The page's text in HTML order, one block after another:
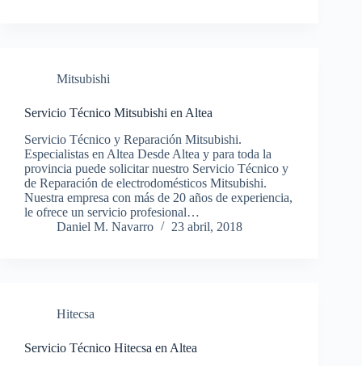
Mitsubishi
Servicio Técnico Mitsubishi en Altea
Servicio Técnico y Reparación Mitsubishi.
Especialistas en Altea Desde Altea y para toda la
provincia puede solicitar nuestro Servicio Técnico y
de Reparación de electrodomésticos Mitsubishi.
Nuestra empresa con más de 20 años de experiencia,
le ofrece un servicio profesional…
Daniel M. Navarro
23 abril, 2018
Hitecsa
Servicio Técnico Hitecsa en Altea